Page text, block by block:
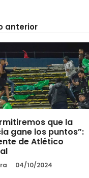
anterior
que la
gane los puntos”:
de Atlético
04/10/2024